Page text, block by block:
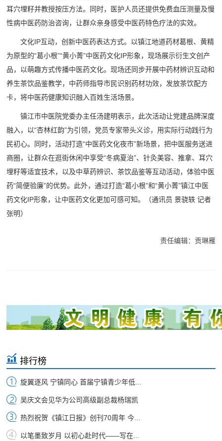
耳穴埋籽并教授按压方法。同时，医护人员还提供免费血压测量及慢
性病中医药防治咨询，让群众亲身感受中医药特色疗法的实效。
文化IP互动，创新中医药表达方式。以镇江地道药材葛根、黄精
为原型的“葛小根”“黄小菁”中医药文化IP形象，现场展示衍生文创产
品，以萌趣方式传播中医药文化。现场还同步开展中药材辨识互动和
养生茶饮品鉴教学，中药师指导市民识别药材功效，发放茶饮配方
卡，将中医药健康知识融入百姓生活场景。
镇江市中医院党委办主任汤建明表示，此次活动让党建品牌深度
融入，以“杏林红韵”为引领，党员专家带头义诊，用实际行动践行为
民初心。同时，活动打造“中医药文化夜市”新场景，把中医服务送进
商圈，让群众在逛街休闲中享受“冬病夏治”、针灸美容、推拿、耳穴
埋籽等适宜技术，以及中草药辨识、茶饮品鉴等互动活动，体验中医
药“简便验廉”的优势。此外，通过打造“葛小根”和“黄小菁”镇江中医
药文化IP形象，让中医药文化更加可感可知。（通讯员 景骁轶 记者
张明）
责任编辑：贡琳雁
排行榜
旋翼逐风 宁镇同心 首届宁镇青少年低...
吴庆文会见华为公司高级副总裁杨瑞凯
热烈祝贺《镇江日报》创刊70周年 今...
以笔墨致岁月 以初心赴时代——写在...